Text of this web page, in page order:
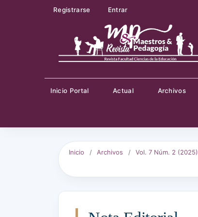
Inicio Portal Actual Archivos
Registrarse Entrar
Inicio / Archivos / Vol. 7 Núm. 2 (2025)